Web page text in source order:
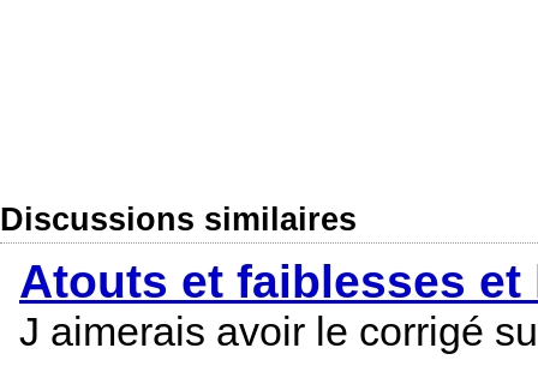
Discussions similaires
Atouts et faiblesses
J aimerais avoir le corrigé